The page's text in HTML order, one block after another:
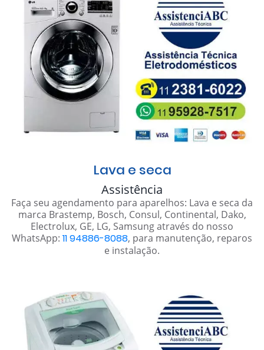
Lava e seca
Assistência
Faça seu agendamento para aparelhos: Lava e seca da
marca Brastemp, Bosch, Consul, Continental, Dako,
Electrolux, GE, LG, Samsung através do nosso
WhatsApp: 11 94886-8088, para manutenção, reparos
e instalação.